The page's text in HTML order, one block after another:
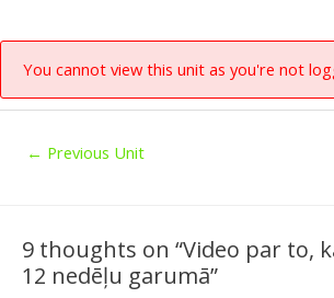
You cannot view this unit as you're not
← Previous Unit
9 thoughts on “Video par to,
12 nedēļu garumā”